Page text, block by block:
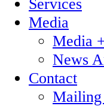
Services
Media
Media
News
Contact